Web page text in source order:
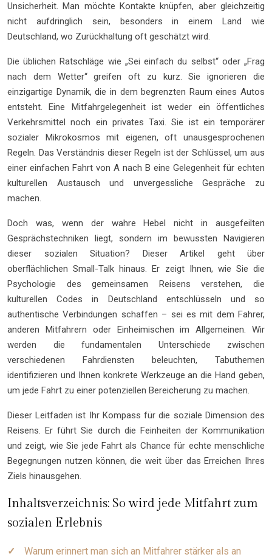
Unsicherheit. Man möchte Kontakte knüpfen, aber gleichzeitig
nicht aufdringlich sein, besonders in einem Land wie
Deutschland, wo Zurückhaltung oft geschätzt wird.
Die üblichen Ratschläge wie „Sei einfach du selbst“ oder „Frag
nach dem Wetter“ greifen oft zu kurz. Sie ignorieren die
einzigartige Dynamik, die in dem begrenzten Raum eines Autos
entsteht. Eine Mitfahrgelegenheit ist weder ein öffentliches
Verkehrsmittel noch ein privates Taxi. Sie ist ein temporärer
sozialer Mikrokosmos mit eigenen, oft unausgesprochenen
Regeln. Das Verständnis dieser Regeln ist der Schlüssel, um aus
einer einfachen Fahrt von A nach B eine Gelegenheit für echten
kulturellen Austausch und unvergessliche Gespräche zu
machen.
Doch was, wenn der wahre Hebel nicht in ausgefeilten
Gesprächstechniken liegt, sondern im bewussten Navigieren
dieser sozialen Situation? Dieser Artikel geht über
oberflächlichen Small-Talk hinaus. Er zeigt Ihnen, wie Sie die
Psychologie des gemeinsamen Reisens verstehen, die
kulturellen Codes in Deutschland entschlüsseln und so
authentische Verbindungen schaffen – sei es mit dem Fahrer,
anderen Mitfahrern oder Einheimischen im Allgemeinen. Wir
werden die fundamentalen Unterschiede zwischen
verschiedenen Fahrdiensten beleuchten, Tabuthemen
identifizieren und Ihnen konkrete Werkzeuge an die Hand geben,
um jede Fahrt zu einer potenziellen Bereicherung zu machen.
Dieser Leitfaden ist Ihr Kompass für die soziale Dimension des
Reisens. Er führt Sie durch die Feinheiten der Kommunikation
und zeigt, wie Sie jede Fahrt als Chance für echte menschliche
Begegnungen nutzen können, die weit über das Erreichen Ihres
Ziels hinausgehen.
Inhaltsverzeichnis: So wird jede Mitfahrt zum
sozialen Erlebnis
Warum erinnert man sich an Mitfahrer stärker als an